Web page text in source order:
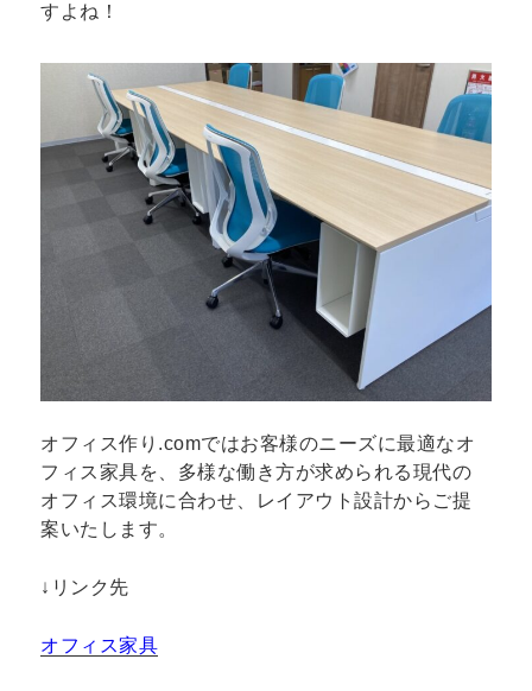
すよね！
オフィス作り.comではお客様のニーズに最適なオ
フィス家具を、多様な働き方が求められる現代の
オフィス環境に合わせ、レイアウト設計からご提
案いたします。
↓リンク先
オフィス家具